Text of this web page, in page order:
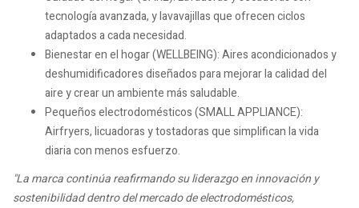
tecnología avanzada, y lavavajillas que ofrecen ciclos
adaptados a cada necesidad.
Bienestar en el hogar (WELLBEING): Aires acondicionados y
deshumidificadores diseñados para mejorar la calidad del
aire y crear un ambiente más saludable.
Pequeños electrodomésticos (SMALL APPLIANCE):
Airfryers, licuadoras y tostadoras que simplifican la vida
diaria con menos esfuerzo.
"La marca continúa reafirmando su liderazgo en innovación y
sostenibilidad dentro del mercado de electrodomésticos,